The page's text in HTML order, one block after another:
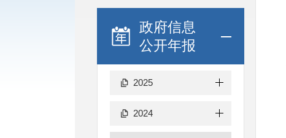
政府信息
公开年报
2025
2024